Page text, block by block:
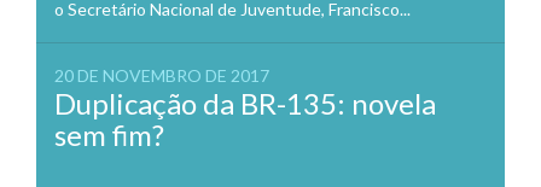
o Secretário Nacional de Juventude, Francisco...
20 DE NOVEMBRO DE 2017
Duplicação da BR-135: novela
sem fim?